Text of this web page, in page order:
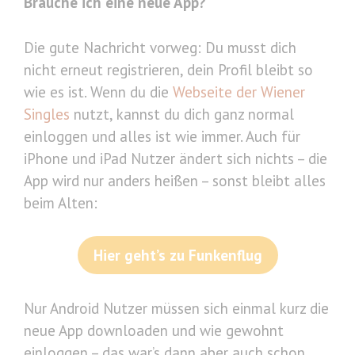
Die gute Nachricht vorweg: Du musst dich
nicht erneut registrieren, dein Profil bleibt so
wie es ist. Wenn du die Webseite der Wiener
Singles nutzt, kannst du dich ganz normal
einloggen und alles ist wie immer. Auch für
iPhone und iPad Nutzer ändert sich nichts – die
App wird nur anders heißen – sonst bleibt alles
beim Alten:
Hier geht’s zu Funkenflug
Nur Android Nutzer müssen sich einmal kurz die
neue App downloaden und wie gewohnt